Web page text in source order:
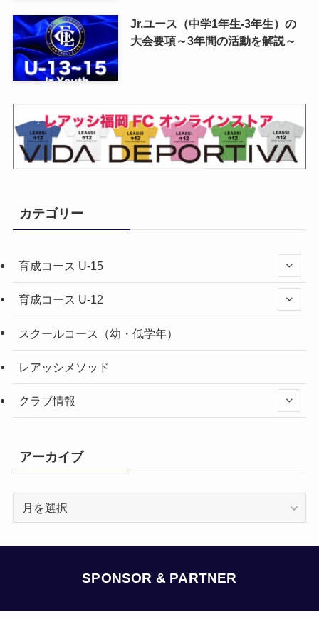
Jr.ユース（中学1年生-3年生）の
大会要項～3年間の活動を解説～
カテゴリー
育成コース U-15
育成コース U-12
スクールコース（幼・低学年）
レアッシメソッド
クラブ情報
アーカイブ
SPONSOR & PARTNER